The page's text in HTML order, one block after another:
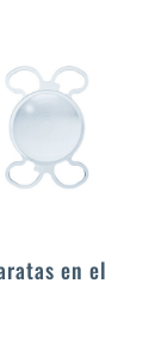
en el